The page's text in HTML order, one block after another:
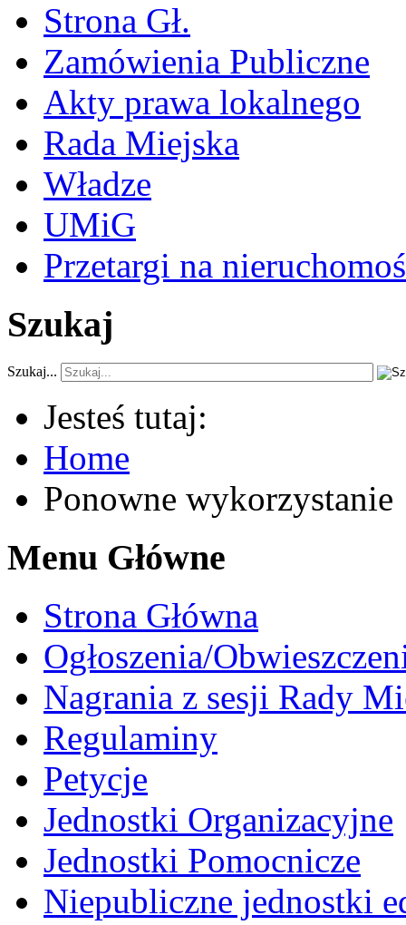
Strona Gł.
Zamówienia Publiczne
Akty prawa lokalnego
Rada Miejska
Władze
UMiG
Przetargi na
Szukaj
Szukaj...
Jesteś tutaj:
Home
Ponowne wykorzystanie
Menu Główne
Strona Główna
Ogłoszenia/
Nagrania z sesji Rady
Regulaminy
Petycje
Jednostki Organizacyjne
Jednostki Pomocnicze
Niepubliczne jednostki